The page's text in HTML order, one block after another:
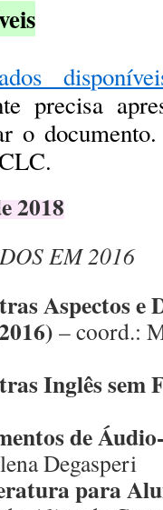
precisa
o
2018
EM 2016
Aspectos e
– coord.:
Inglês
de
Degasperi
para